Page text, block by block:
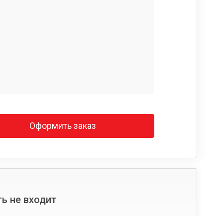
Оформить заказ
не входит